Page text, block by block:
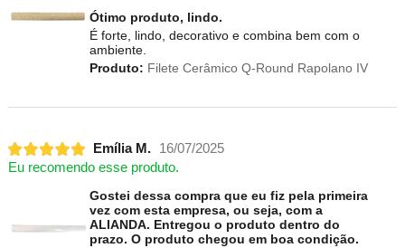
Ótimo produto, lindo.
É forte, lindo, decorativo e combina bem com o
ambiente.
Produto: Filete Cerâmico Q-Round Rapolano IV
Emília M.
16/07/2025
Eu recomendo esse produto.
Gostei dessa compra que eu fiz pela primeira
vez com esta empresa, ou seja, com a
ALIANDA. Entregou o produto dentro do
prazo. O produto chegou em boa condição.